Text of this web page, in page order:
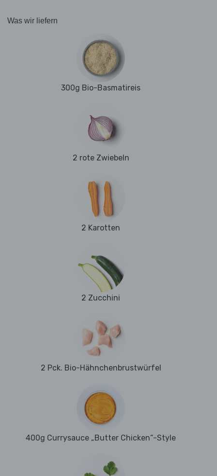
Was wir liefern
300g Bio-Basmatireis
2 rote Zwiebeln
2 Karotten
2 Zucchini
2 Pck. Bio-Hähnchenbrustwürfel
400g Currysauce „Butter Chicken“-Style